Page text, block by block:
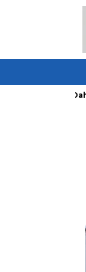
Tornado Dahsyat